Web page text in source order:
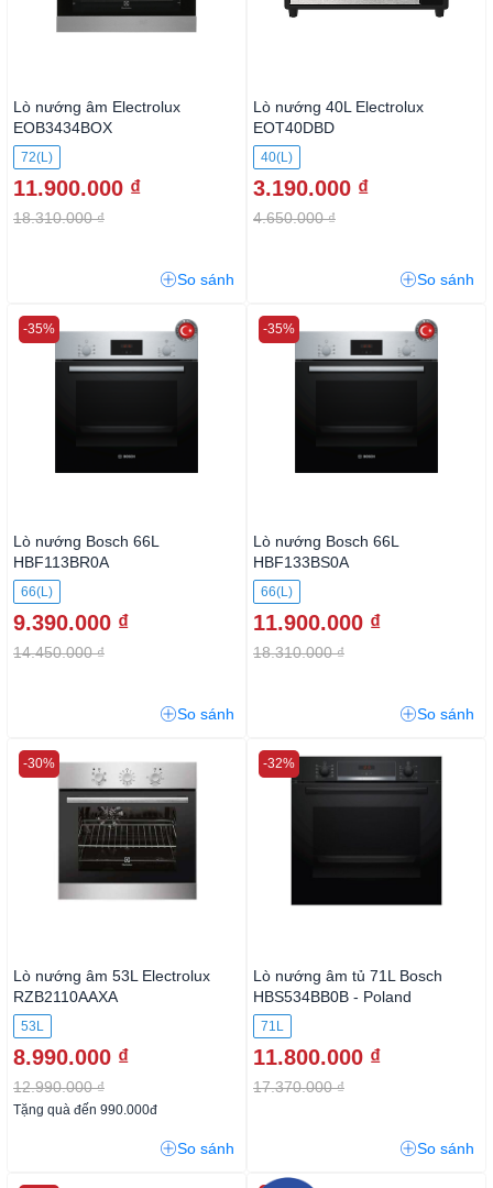
Lò nướng âm Electrolux
EOB3434BOX
72(L)
11.900.000 ₫
18.310.000 ₫
So sánh
Lò nướng 40L Electrolux
EOT40DBD
40(L)
3.190.000 ₫
4.650.000 ₫
So sánh
Lò nướng Bosch 66L
HBF113BR0A
66(L)
9.390.000 ₫
14.450.000 ₫
-35%
So sánh
Lò nướng Bosch 66L
HBF133BS0A
66(L)
11.900.000 ₫
18.310.000 ₫
-35%
So sánh
Lò nướng âm 53L Electrolux
RZB2110AAXA
53L
8.990.000 ₫
12.990.000 ₫
-30%
Tặng quà đến 990.000đ
So sánh
Lò nướng âm tủ 71L Bosch
HBS534BB0B - Poland
71L
11.800.000 ₫
17.370.000 ₫
-32%
So sánh